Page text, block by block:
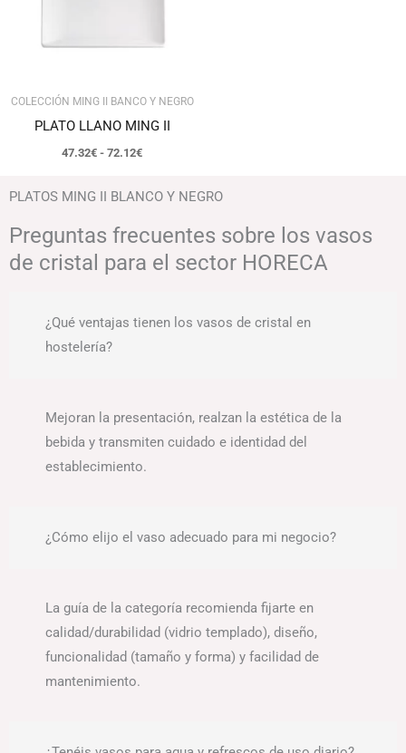
COLECCIÓN MING II BANCO Y NEGRO
PLATO LLANO MING II
47.32€ - 72.12€
PLATOS MING II BLANCO Y NEGRO
Preguntas frecuentes sobre los vasos
de cristal para el sector HORECA
¿Qué ventajas tienen los vasos de cristal en
hostelería?
Mejoran la presentación, realzan la estética de la
bebida y transmiten cuidado e identidad del
establecimiento.
¿Cómo elijo el vaso adecuado para mi negocio?
La guía de la categoría recomienda fijarte en
calidad/durabilidad (vidrio templado), diseño,
funcionalidad (tamaño y forma) y facilidad de
mantenimiento.